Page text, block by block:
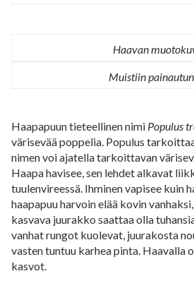
Haavan
Muistiin
Haapapuun tieteellinen nimi Populus
värisevää poppelia. Populus
nimen voi ajatella tarkoittavan
Haapa havisee, sen lehdet alkavat
tuulenvireessä. Ihminen vapisee kuin
haapapuu harvoin elää kovin
kasvava juurakko saattaa olla
vanhat rungot kuolevat, juurakosta
vasten tuntuu karhea pinta. Haavalla
kasvot.